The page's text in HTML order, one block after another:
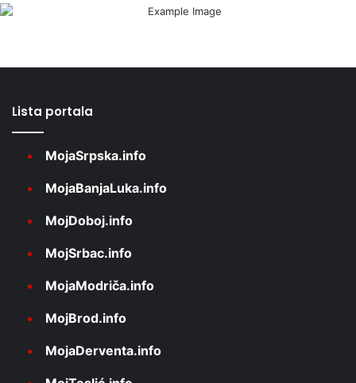
Lista portala
MojaSrpska.info
MojaBanjaLuka.info
MojDoboj.info
MojSrbac.info
MojaModriča.info
MojBrod.info
MojaDerventa.info